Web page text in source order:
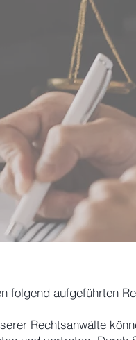
folgend aufgeführten
Rechtsanwälte